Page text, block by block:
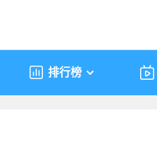
排行榜